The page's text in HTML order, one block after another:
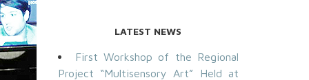
LATEST NEWS
First Workshop of the Regional
Project “Multisensory Art” Held at